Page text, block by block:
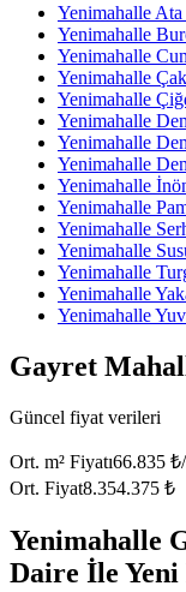
Yenimahalle Ata
Yenimahalle
Yenimahalle
Yenimahalle
Yenimahalle
Yenimahalle
Yenimahalle
Yenimahalle
Yenimahalle
Yenimahalle
Yenimahalle
Yenimahalle
Yenimahalle
Yenimahalle
Yenimahalle
Gayret
Güncel fiyat verileri
Ort. m² Fiyatı66.835
Ort. Fiyat8.354.375 ₺
Yenimahalle
Daire İle Yeni